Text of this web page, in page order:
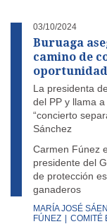
03/10/2024
Buruaga
camino de
La presidenta
del PP y llama
“concierto
Sánchez
Carmen Fúnez
presidente del
de protección
ganaderos
MARÍA JOSÉ
FÚNEZ
COMITÉ